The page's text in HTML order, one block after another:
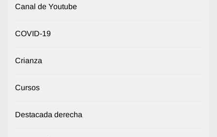
Canal de Youtube
COVID-19
Crianza
Cursos
Destacada derecha